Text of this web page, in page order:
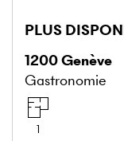
1200Genève
Gastronomie
1